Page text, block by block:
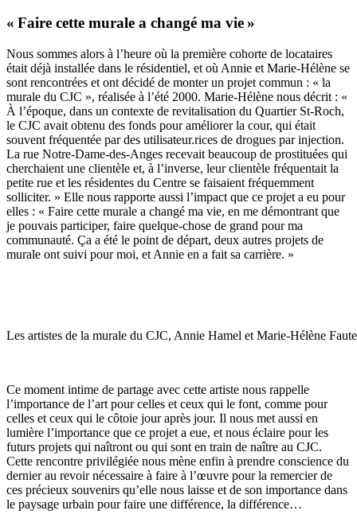
« Faire cette murale a changé ma vie »
Nous sommes alors à l’heure où la première cohorte de locataires
était déjà installée dans le résidentiel, et où Annie et Marie-Hélène se
sont rencontrées et ont décidé de monter un projet commun : « la
murale du CJC », réalisée à l’été 2000. Marie-Hélène nous décrit : «
À l’époque, dans un contexte de revitalisation du Quartier St-Roch,
le CJC avait obtenu des fonds pour améliorer la cour, qui était
souvent fréquentée par des utilisateur.rices de drogues par injection.
La rue Notre-Dame-des-Anges recevait beaucoup de prostituées qui
cherchaient une clientèle et, à l’inverse, leur clientèle fréquentait la
petite rue et les résidentes du Centre se faisaient fréquemment
solliciter. » Elle nous rapporte aussi l’impact que ce projet a eu pour
elles : « Faire cette murale a changé ma vie, en me démontrant que
je pouvais participer, faire quelque-chose de grand pour ma
communauté. Ça a été le point de départ, deux autres projets de
murale ont suivi pour moi, et Annie en a fait sa carrière. »
Les artistes de la murale du CJC, Annie Hamel et Marie-Hélène
Ce moment intime de partage avec cette artiste nous rappelle
l’importance de l’art pour celles et ceux qui le font, comme pour
celles et ceux qui le côtoie jour après jour. Il nous met aussi en
lumière l’importance que ce projet a eue, et nous éclaire pour les
futurs projets qui naîtront ou qui sont en train de naître au CJC.
Cette rencontre privilégiée nous mène enfin à prendre conscience du
dernier au revoir nécessaire à faire à l’œuvre pour la remercier de
ces précieux souvenirs qu’elle nous laisse et de son importance dans
le paysage urbain pour faire une différence, la différence…